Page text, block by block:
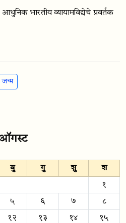
भारतीय व्यायामविद्येचे प्रवर्तक
जन्म
बु गु शु श
१
५ ६ ७ ८
१२ १३ १४ १५